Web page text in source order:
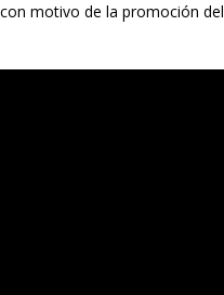
motivo de la promoción del